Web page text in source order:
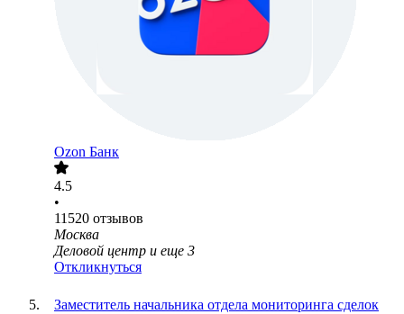
Ozon Банк
4.5
•
11520 отзывов
Москва
Деловой центр и еще 3
Откликнуться
Заместитель начальника отдела мониторинга сделок